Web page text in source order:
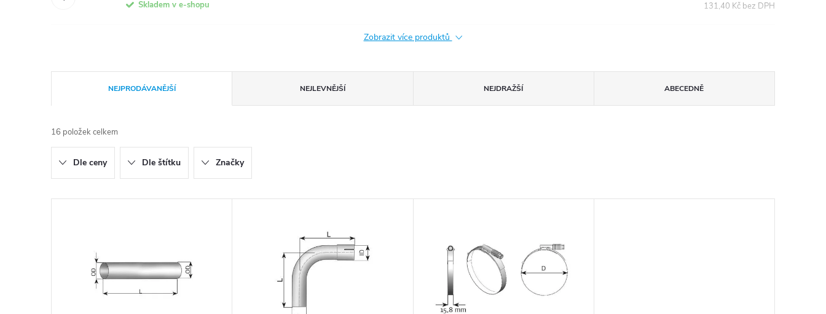
Skladem v e-shopu
131,40 Kč bez DPH
Zobrazit více produktů
a
z
e
n
NEJPRODÁVANĚJŠÍ NEJLEVNĚJŠÍ NEJDRAŽŠÍ ABECEDNĚ
16 položek celkem
Dle ceny Dle štítku Značky